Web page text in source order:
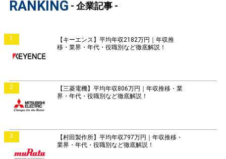
RANKING - 企業記事 -
1
【キーエンス】平均年収2182万円｜年収推
移・業界・年代・役職別など徹底解説！
2
【三菱電機】平均年収806万円｜年収推移・業
界・年代・役職別など徹底解説！
3
【村田製作所】平均年収797万円｜年収推移・
業界・年代・役職別など徹底解説！